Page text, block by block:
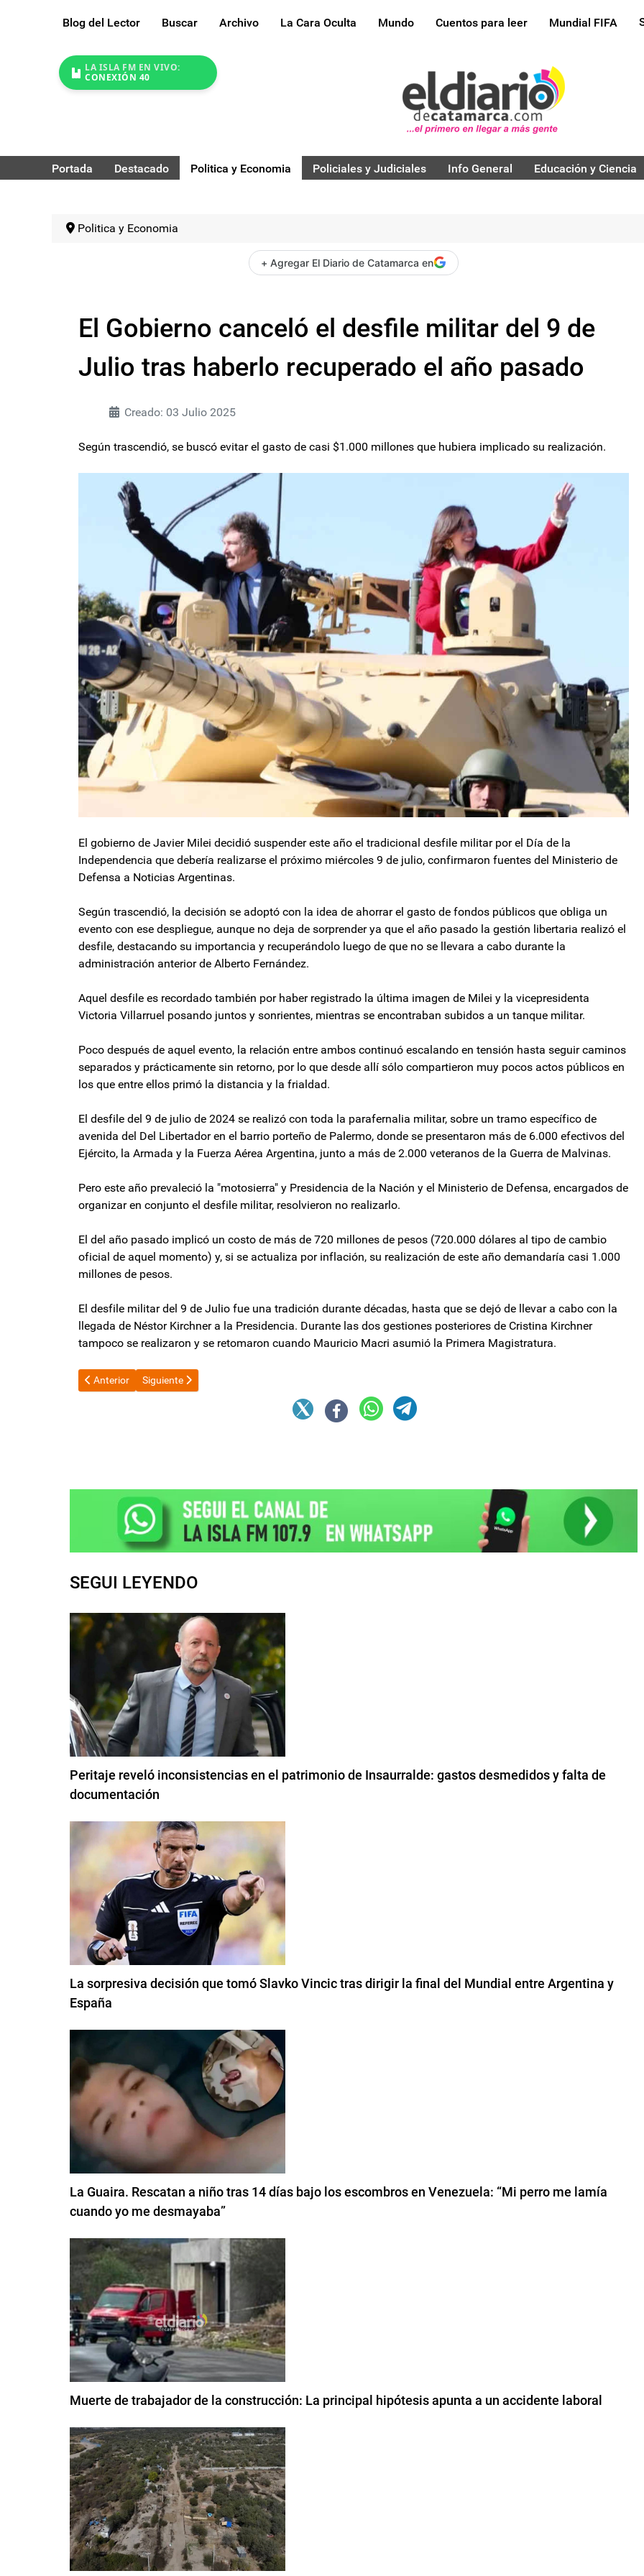
Blog del Lector Buscar Archivo La Cara Oculta Mundo Cuentos para leer Mundial FIFA
LA ISLA FM EN VIVO:
CONEXIÓN 40
Portada Destacado Politica y Economia Policiales y Judiciales Info General Educación y Ciencia
Politica y Economia
+ Agregar El Diario de Catamarca en
El Gobierno canceló el desfile militar del 9 de
Julio tras haberlo recuperado el año pasado
Creado: 03 Julio 2025
Según trascendió, se buscó evitar el gasto de casi $1.000 millones que hubiera implicado su realización.
El gobierno de Javier Milei decidió suspender este año el tradicional desfile militar por el Día de la
Independencia que debería realizarse el próximo miércoles 9 de julio, confirmaron fuentes del Ministerio de
Defensa a Noticias Argentinas.
Según trascendió, la decisión se adoptó con la idea de ahorrar el gasto de fondos públicos que obliga un
evento con ese despliegue, aunque no deja de sorprender ya que el año pasado la gestión libertaria realizó el
desfile, destacando su importancia y recuperándolo luego de que no se llevara a cabo durante la
administración anterior de Alberto Fernández.
Aquel desfile es recordado también por haber registrado la última imagen de Milei y la vicepresidenta
Victoria Villarruel posando juntos y sonrientes, mientras se encontraban subidos a un tanque militar.
Poco después de aquel evento, la relación entre ambos continuó escalando en tensión hasta seguir caminos
separados y prácticamente sin retorno, por lo que desde allí sólo compartieron muy pocos actos públicos en
los que entre ellos primó la distancia y la frialdad.
El desfile del 9 de julio de 2024 se realizó con toda la parafernalia militar, sobre un tramo específico de
avenida del Del Libertador en el barrio porteño de Palermo, donde se presentaron más de 6.000 efectivos del
Ejército, la Armada y la Fuerza Aérea Argentina, junto a más de 2.000 veteranos de la Guerra de Malvinas.
Pero este año prevaleció la "motosierra" y Presidencia de la Nación y el Ministerio de Defensa, encargados de
organizar en conjunto el desfile militar, resolvieron no realizarlo.
El del año pasado implicó un costo de más de 720 millones de pesos (720.000 dólares al tipo de cambio
oficial de aquel momento) y, si se actualiza por inflación, su realización de este año demandaría casi 1.000
millones de pesos.
El desfile militar del 9 de Julio fue una tradición durante décadas, hasta que se dejó de llevar a cabo con la
llegada de Néstor Kirchner a la Presidencia. Durante las dos gestiones posteriores de Cristina Kirchner
tampoco se realizaron y se retomaron cuando Mauricio Macri asumió la Primera Magistratura.
Artículo anterior: El FMI no tiene fecha para tratar la primera revisión del acuerdo
Anterior Artículo siguiente: Escandalo en el Senado: Oposición abre la comisión de Presupuesto sin una citación de su
Siguiente
SEGUI LEYENDO
Peritaje reveló inconsistencias en el patrimonio de Insaurralde: gastos desmedidos y falta de
documentación
La sorpresiva decisión que tomó Slavko Vincic tras dirigir la final del Mundial entre Argentina y
España
La Guaira. Rescatan a niño tras 14 días bajo los escombros en Venezuela: “Mi perro me lamía
cuando yo me desmayaba”
Muerte de trabajador de la construcción: La principal hipótesis apunta a un accidente laboral